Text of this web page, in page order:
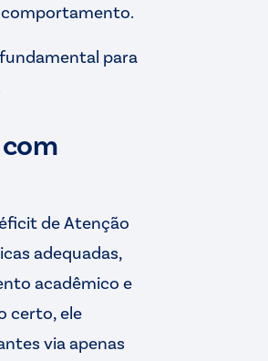
comportamento.
para
de Atenção
adequadas,
acadêmico e
certo, ele
via apenas